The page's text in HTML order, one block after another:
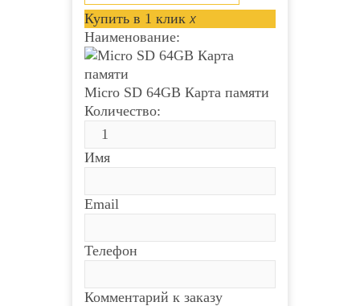
Купить в 1 клик x
Наименование:
Micro SD 64GB Карта памяти
Количество:
Имя
Email
Телефон
Комментарий к заказу